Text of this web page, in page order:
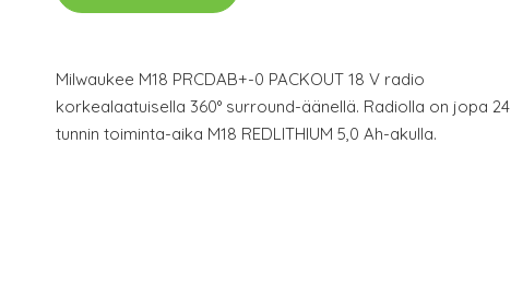
Milwaukee M18 PRCDAB+-0 PACKOUT 18 V radio
korkealaatuisella 360° surround-äänellä. Radiolla on jopa 24
tunnin toiminta-aika M18 REDLITHIUM 5,0 Ah-akulla.